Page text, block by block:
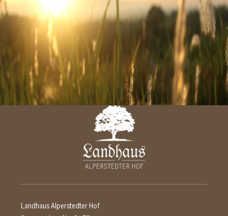
Landhaus Alperstedter Hof